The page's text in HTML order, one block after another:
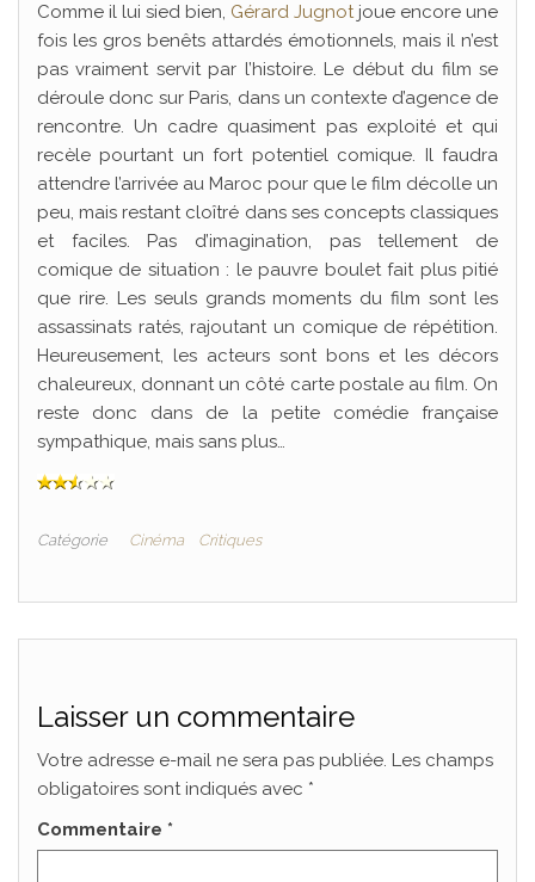
Comme il lui sied bien, Gérard Jugnotjoue encore une
fois les gros benêts attardés émotionnels, mais il n’est
pas vraiment servit par l’histoire. Le début du film se
déroule donc sur Paris, dans un contexte d’agence de
rencontre. Un cadre quasiment pas exploité et qui
recèle pourtant un fort potentiel comique. Il faudra
attendre l’arrivée au Maroc pour que le film décolle un
peu, mais restant cloîtré dans ses concepts classiques
et faciles. Pas d’imagination, pas tellement de
comique de situation : le pauvre boulet fait plus pitié
que rire. Les seuls grands moments du film sont les
assassinats ratés, rajoutant un comique de répétition.
Heureusement, les acteurs sont bons et les décors
chaleureux, donnant un côté carte postale au film. On
reste donc dans de la petite comédie française
sympathique, mais sans plus…
Catégorie Cinéma Critiques
Laisser un commentaire
Votre adresse e-mail ne sera pas publiée. Les champs
obligatoires sont indiqués avec *
Commentaire *